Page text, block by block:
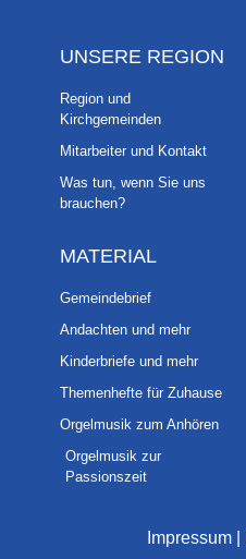
UNSERE REGION
Region und
Kirchgemeinden
Mitarbeiter und Kontakt
Was tun, wenn Sie uns
brauchen?
MATERIAL
Gemeindebrief
Andachten und mehr
Kinderbriefe und mehr
Themenhefte für Zuhause
Orgelmusik zum Anhören
Orgelmusik zur
Passionszeit
Impressum|